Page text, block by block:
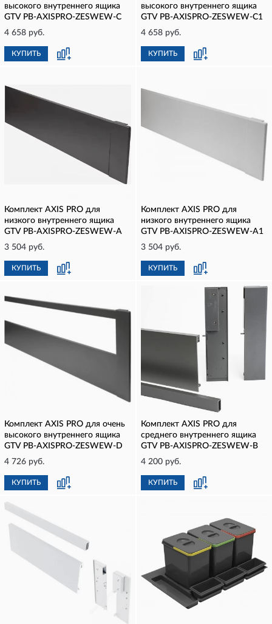
высокого внутреннего ящика
GTV PB-AXISPRO-ZESWEW-C
4 658 руб.
КУПИТЬ
высокого внутреннего ящика
GTV PB-AXISPRO-ZESWEW-C1
4 658 руб.
КУПИТЬ
Комплект AXIS PRO для
низкого внутреннего ящика
GTV PB-AXISPRO-ZESWEW-A
3 504 руб.
КУПИТЬ
Комплект AXIS PRO для
низкого внутреннего ящика
GTV PB-AXISPRO-ZESWEW-A1
3 504 руб.
КУПИТЬ
Комплект AXIS PRO для очень
высокого внутреннего ящика
GTV PB-AXISPRO-ZESWEW-D
4 726 руб.
КУПИТЬ
Комплект AXIS PRO для
среднего внутреннего ящика
GTV PB-AXISPRO-ZESWEW-B
4 200 руб.
КУПИТЬ